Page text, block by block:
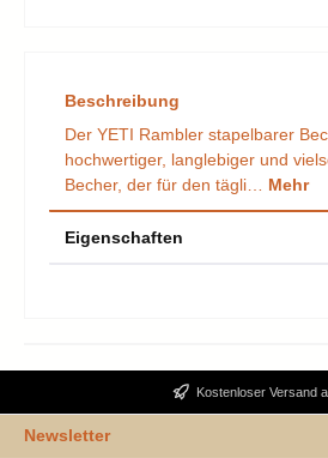
Beschreibung
Der YETI Rambler stapelbarer
hochwertiger, langlebiger und
Becher, der für den tägli… Mehr
Eigenschaften
Kostenloser Versand
Newsletter